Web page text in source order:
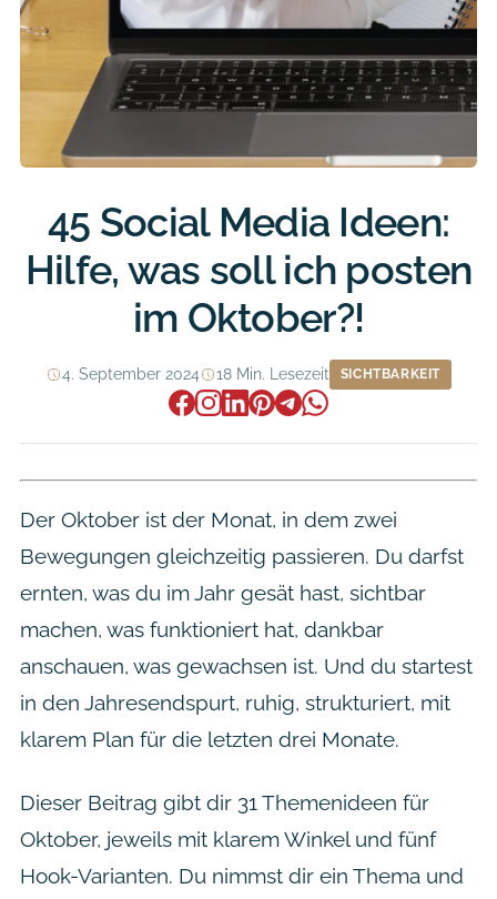
45 Social Media Ideen:
Hilfe, was soll ich posten
im Oktober?!
4. September 2024 18 Min. Lesezeit SICHTBARKEIT
Der Oktober ist der Monat, in dem zwei
Bewegungen gleichzeitig passieren. Du darfst
ernten, was du im Jahr gesät hast, sichtbar
machen, was funktioniert hat, dankbar
anschauen, was gewachsen ist. Und du startest
in den Jahresendspurt, ruhig, strukturiert, mit
klarem Plan für die letzten drei Monate.
Dieser Beitrag gibt dir 31 Themenideen für
Oktober, jeweils mit klarem Winkel und fünf
Hook-Varianten. Du nimmst dir ein Thema und